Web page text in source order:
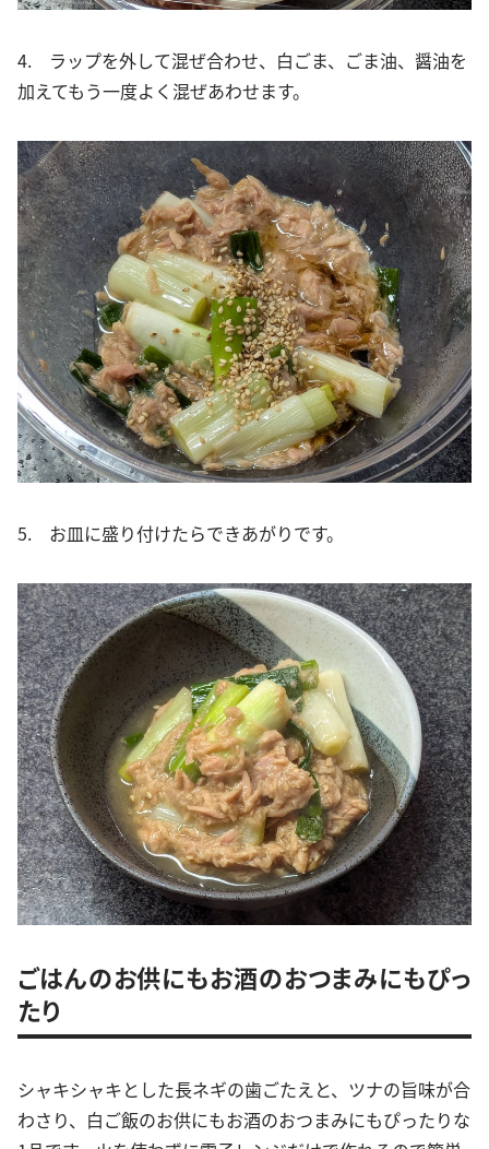
4. ラップを外して混ぜ合わせ、白ごま、ごま油、醤油を
加えてもう一度よく混ぜあわせます。
5. お皿に盛り付けたらできあがりです。
ごはんのお供にもお酒のおつまみにもぴっ
たり
シャキシャキとした長ネギの歯ごたえと、ツナの旨味が合
わさり、白ご飯のお供にもお酒のおつまみにもぴったりな